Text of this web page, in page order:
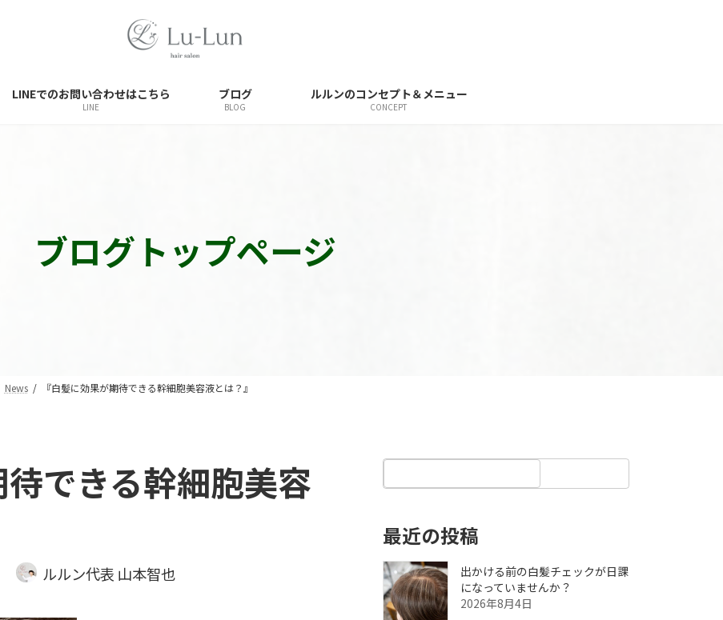
LINEでのお問い合わせはこちら
LINE
ブログ
BLOG
ルルンのコンセプト＆メニュー
CONCEPT
ブログトップページ
News 『白髪に効果が期待できる幹細胞美容液とは？』
待できる幹細胞美容
ルルン代表 山本智也
最近の投稿
出かける前の白髪チェックが日課
になっていませんか？
2026年8月4日